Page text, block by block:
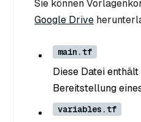
Sie können
Google Drive
main.tf
Diese Datei
Bereitstellung
variables.tf